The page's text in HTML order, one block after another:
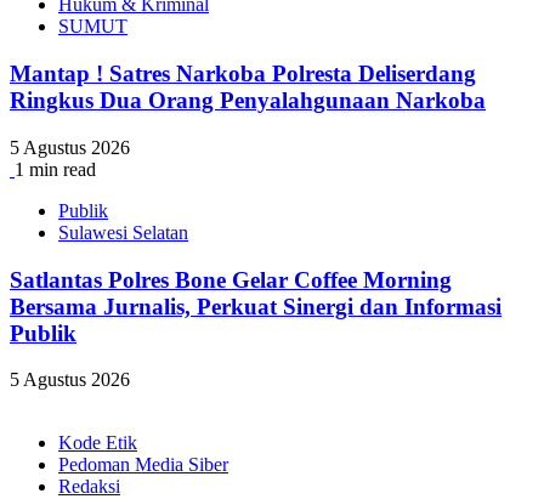
Hukum & Kriminal
SUMUT
Mantap ! Satres Narkoba Polresta Deliserdang
Ringkus Dua Orang Penyalahgunaan Narkoba
5 Agustus 2026
1 min read
Publik
Sulawesi Selatan
Satlantas Polres Bone Gelar Coffee Morning
Bersama Jurnalis, Perkuat Sinergi dan Informasi
Publik
5 Agustus 2026
Kode Etik
Pedoman Media Siber
Redaksi